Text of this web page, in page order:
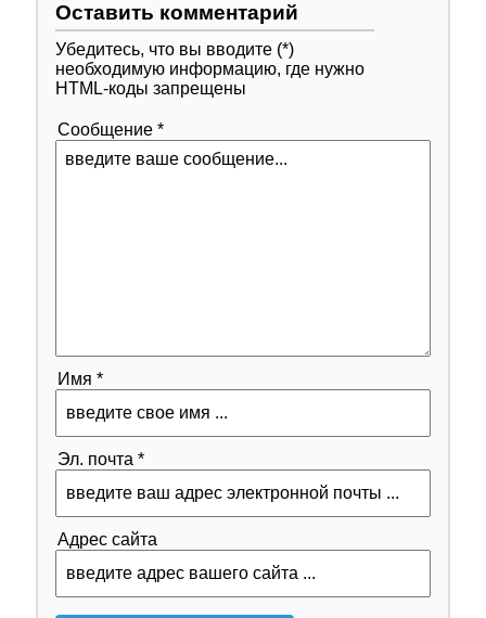
Оставить комментарий
Убедитесь, что вы вводите (*)
необходимую информацию, где нужно
HTML-коды запрещены
Сообщение *
Имя *
Эл. почта *
Адрес сайта